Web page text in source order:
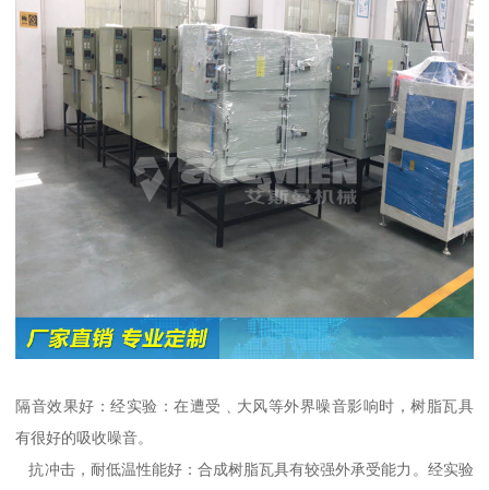
隔音效果好：经实验：在遭受﹑大风等外界噪音影响时，树脂瓦具
有很好的吸收噪音。
抗冲击，耐低温性能好：合成树脂瓦具有较强外承受能力。经实验